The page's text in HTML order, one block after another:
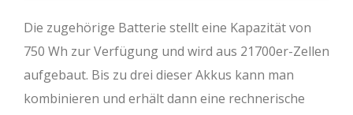
Die zugehörige Batterie stellt eine Kapazität von
750 Wh zur Verfügung und wird aus 21700er-Zellen
aufgebaut. Bis zu drei dieser Akkus kann man
kombinieren und erhält dann eine rechnerische